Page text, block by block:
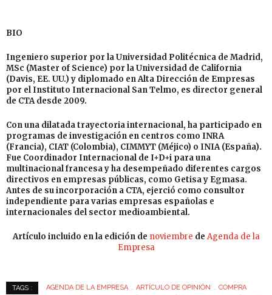
BIO
Ingeniero superior por la Universidad Politécnica de Madrid,
MSc (Master of Science) por la Universidad de California
(Davis, EE. UU.) y diplomado en Alta Dirección de Empresas
por el Instituto Internacional San Telmo, es director general
de CTA desde 2009.
Con una dilatada trayectoria internacional, ha participado en
programas de investigación en centros como INRA
(Francia), CIAT (Colombia), CIMMYT (Méjico) o INIA (España).
Fue Coordinador Internacional de I+D+i para una
multinacional francesa y ha desempeñado diferentes cargos
directivos en empresas públicas, como Getisa y Egmasa.
Antes de su incorporación a CTA, ejerció como consultor
independiente para varias empresas españolas e
internacionales del sector medioambiental.
Artículo incluido en la edición de noviembre de Agenda de la
Empresa
TAGS : AGENDA DE LA EMPRESA ARTÍCULO DE OPINIÓN
COMPRA